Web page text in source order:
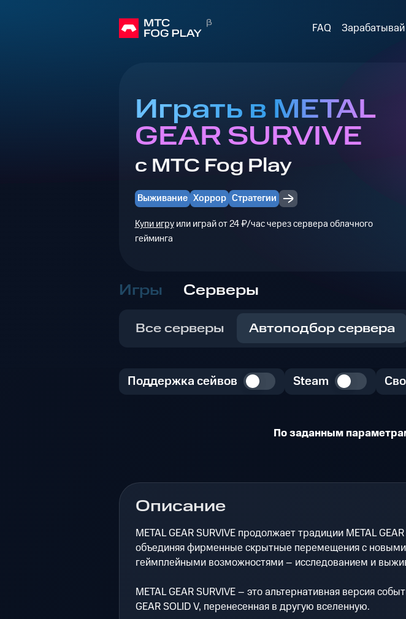
FAQ
Играть в METAL
GEAR SURVIVE
с МТС Fog Play
Выживание Хоррор Стратегии
Купи игруили играй от 24 ₽/час через сервера облачного
гейминга
Игры Серверы
Все серверы Автоподбор сервера
Поддержка сейвов Steam
По заданным
Описание
METAL GEAR SURVIVE продолжает традиции METAL GEAR
объединяя фирменные скрытные перемещения с новыми
геймплейными возможностями – исследованием и
METAL GEAR SURVIVE – это альтернативная версия
GEAR SOLID V, перенесенная в другую вселенную.